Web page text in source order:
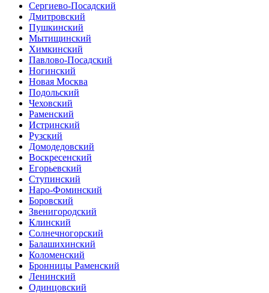
Сергиево-Посадский
Дмитровский
Пушкинский
Мытищинский
Химкинский
Павлово-Посадский
Ногинский
Новая Москва
Подольский
Чеховский
Раменский
Истринский
Рузский
Домодедовский
Воскресенский
Егорьевский
Ступинский
Наро-Фоминский
Боровский
Звенигородский
Клинский
Солнечногорский
Балашихинский
Коломенский
Бронницы Раменский
Ленинский
Одинцовский